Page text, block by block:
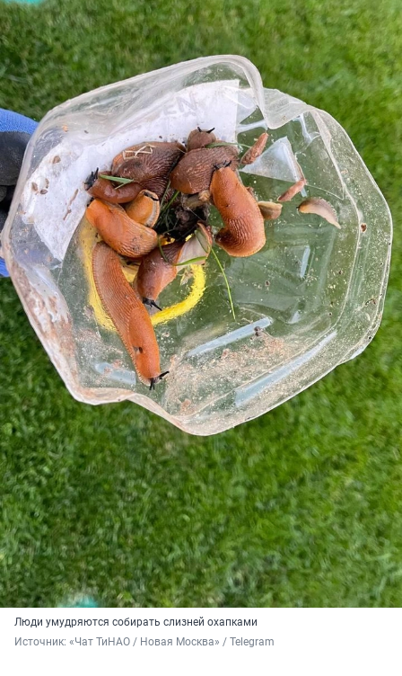
Люди умудряются собирать слизней охапками
Источник: «Чат ТиНАО / Новая Москва» / Telegram